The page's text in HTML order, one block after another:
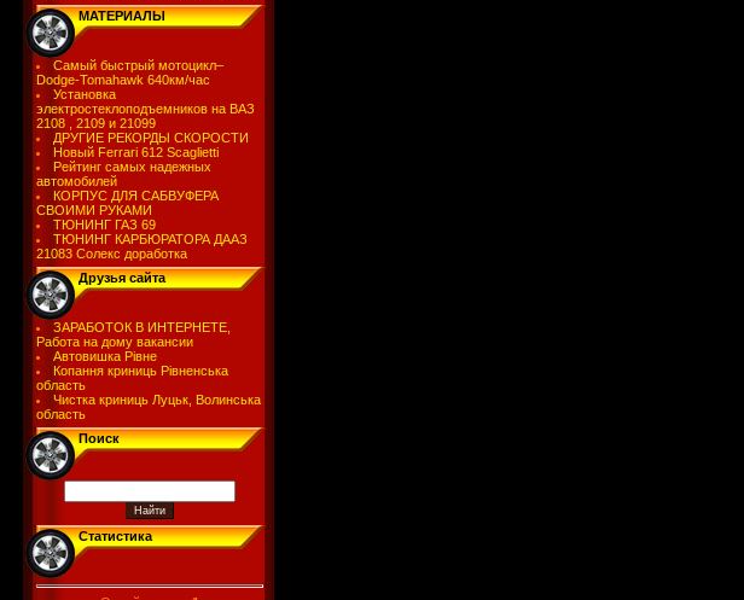
МАТЕРИАЛЫ
Самый быстрый мотоцикл–
Dodge-Tomahawk 640км/час
Установка
электростеклоподъемников на ВАЗ
2108 , 2109 и 21099
ДРУГИЕ РЕКОРДЫ СКОРОСТИ
Новый Ferrari 612 Scaglietti
Рейтинг самых надежных
автомобилей
КОРПУС ДЛЯ САБВУФЕРА
СВОИМИ РУКАМИ
ТЮНИНГ ГАЗ 69
ТЮНИНГ КАРБЮРАТОРА ДААЗ
21083 Солекс доработка
Друзья сайта
ЗАРАБОТОК В ИНТЕРНЕТЕ,
Работа на дому вакансии
Автовишка Рівне
Копання криниць Рівненська
область
Чистка криниць Луцьк, Волинська
область
Поиск
Статистика